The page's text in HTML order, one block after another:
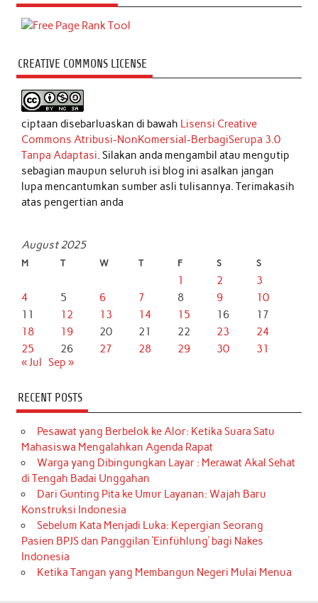
CREATIVE COMMONS LICENSE
ciptaan disebarluaskan di bawah Lisensi Creative
Commons Atribusi-NonKomersial-BerbagiSerupa 3.0
Tanpa Adaptasi . Silakan anda mengambil atau mengutip
sebagian maupun seluruh isi blog ini asalkan jangan
lupa mencantumkan sumber asli tulisannya. Terimakasih
atas pengertian anda
August 2025
M T W T F S S
1 2
3
4
5 6 7 8 9
10
11
12 13 14 15 16
17
18
19 20 21 22 23
24
25
26 27 28 29 30
31
« Jul Sep »
RECENT POSTS
Pesawat yang Berbelok ke Alor: Ketika Suara Satu
Mahasiswa Mengalahkan Agenda Rapat
Warga yang Dibingungkan Layar : Merawat Akal Sehat
di Tengah Badai Unggahan
Dari Gunting Pita ke Umur Layanan: Wajah Baru
Konstruksi Indonesia
Sebelum Kata Menjadi Luka: Kepergian Seorang
Pasien BPJS dan Panggilan ‘Einfühlung’ bagi Nakes
Indonesia
Ketika Tangan yang Membangun Negeri Mulai Menua